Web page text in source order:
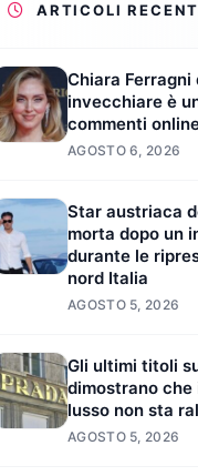
ARTICOLI
Chiara Ferragni
invecchiare è
commenti
AGOSTO 6, 2026
Star austriaca
morta dopo un
durante le
nord Italia
AGOSTO 5, 2026
Gli ultimi titoli
dimostrano che
lusso non sta
AGOSTO 5, 2026